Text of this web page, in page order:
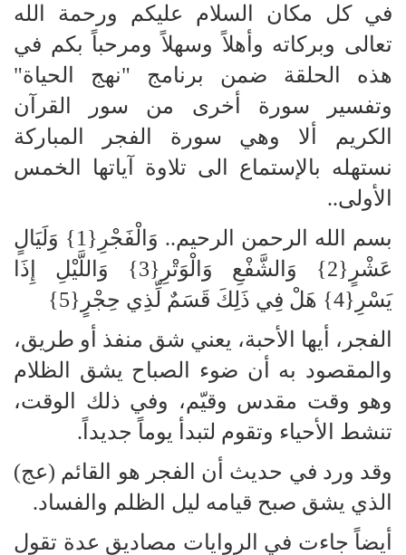
في كل مكان السلام عليكم ورحمة الله
تعالى وبركاته وأهلاً وسهلاً ومرحباً بكم في
هذه الحلقة ضمن برنامج "نهج الحياة"
وتفسير سورة أخرى من سور القرآن
الكريم ألا وهي سورة الفجر المباركة
نستهله بالإستماع الى تلاوة آياتها الخمس
الأولى..
بسم الله الرحمن الرحيم.. وَالْفَجْرِ{1} وَلَيَالٍ
عَشْرٍ{2} وَالشَّفْعِ وَالْوَتْرِ{3} وَاللَّيْلِ إِذَا
يَسْرِ{4} هَلْ فِي ذَلِكَ قَسَمٌ لِّذِي حِجْرٍ{5}
الفجر، أيها الأحبة، يعني شق منفذ أو طريق،
والمقصود به أن ضوء الصباح يشق الظلام
وهو وقت مقدس وقيّم، وفي ذلك الوقت،
تنشط الأحياء وتقوم لتبدأ يوماً جديداً.
وقد ورد في حديث أن الفجر هو القائم (عج)
الذي يشق صبح قيامه ليل الظلم والفساد.
أيضاً جاءت في الروايات مصاديق عدة تقول